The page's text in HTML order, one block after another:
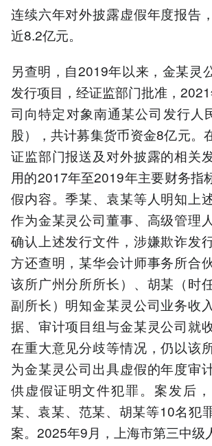
连续六年对外披露虚假年度报告
近8.2亿元。
另查明，自2019年以来，金某灵
发行项目，经证监部门批准，
司向特定对象南通某公司发行人
股），共计募集货币资金8亿元。
证监部门报送及对外披露的相关
用的2017年至2019年主要财务指
假内容。季某、袁某等人明知上
作为金某灵公司董事、高级管理
确认上述发行文件，涉嫌欺诈发
方还查明，某华会计师事务所合
该所广州分所所长）、胡某（时
副所长）明知金某灵公司业务收
据、审计项目组与金某灵公司就
在重大意见分歧等情况，仍以该
为金某灵公司出具虚假的年度审
供虚假证明文件犯罪。案发后
某、袁某、范某、胡某等10名犯
案。2025年9月，上海市第三中级